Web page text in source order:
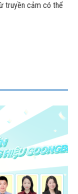
truyền cảm có thể